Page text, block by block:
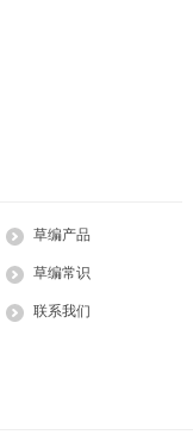
少灾害损失自古以
草编产品
草编常识
联系我们